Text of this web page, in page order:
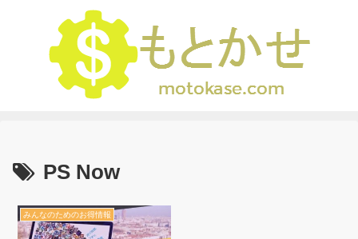
PS Now
みんなのためのお得情報